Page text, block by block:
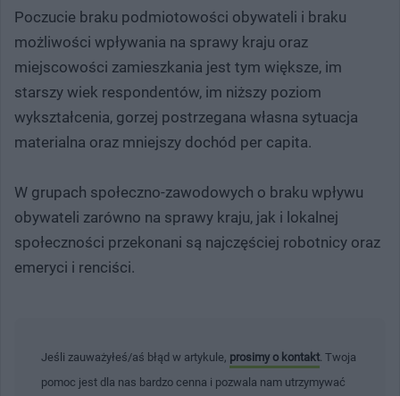
Poczucie braku podmiotowości obywateli i braku
możliwości wpływania na sprawy kraju oraz
miejscowości zamieszkania jest tym większe, im
starszy wiek respondentów, im niższy poziom
wykształcenia, gorzej postrzegana własna sytuacja
materialna oraz mniejszy dochód per capita.
W grupach społeczno-zawodowych o braku wpływu
obywateli zarówno na sprawy kraju, jak i lokalnej
społeczności przekonani są najczęściej robotnicy oraz
emeryci i renciści.
Jeśli zauważyłeś/aś błąd w artykule, prosimy o kontakt . Twoja
pomoc jest dla nas bardzo cenna i pozwala nam utrzymywać